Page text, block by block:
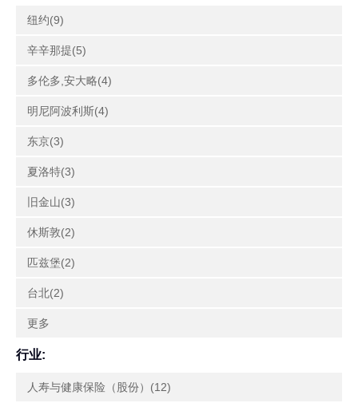
纽约(9)
辛辛那提(5)
多伦多,安大略(4)
明尼阿波利斯(4)
东京(3)
夏洛特(3)
旧金山(3)
休斯敦(2)
匹兹堡(2)
台北(2)
更多
行业:
人寿与健康保险（股份）(12)